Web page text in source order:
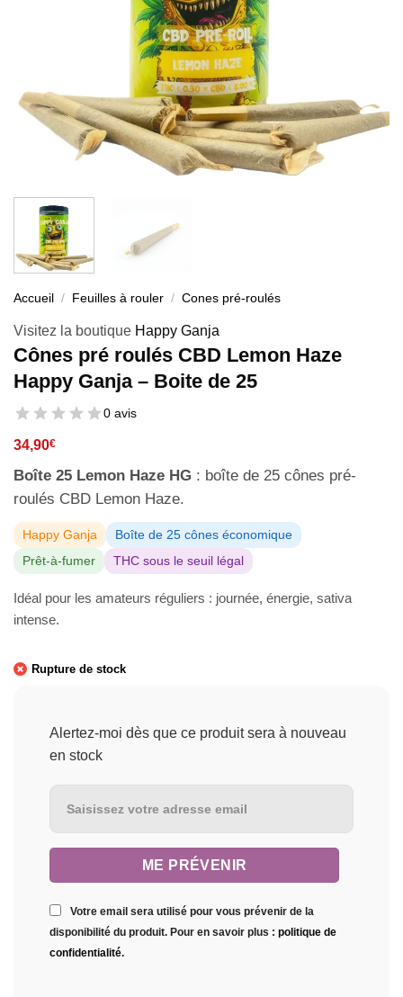
Accueil / Feuilles à rouler / Cones pré-roulés
Visitez la boutique Happy Ganja
Cônes pré roulés CBD Lemon Haze
Happy Ganja – Boite de 25
0 avis
34,90€
Boîte 25 Lemon Haze HG : boîte de 25 cônes pré-
roulés CBD Lemon Haze.
Happy Ganja
Boîte de 25 cônes économique
Prêt-à-fumer
THC sous le seuil légal
Idéal pour les amateurs réguliers : journée, énergie, sativa
intense.
Rupture de stock
Alertez-moi dès que ce produit sera à nouveau
en stock
Votre email sera utilisé pour vous prévenir de la
disponibilité du produit. Pour en savoir plus : politique de
confidentialité.